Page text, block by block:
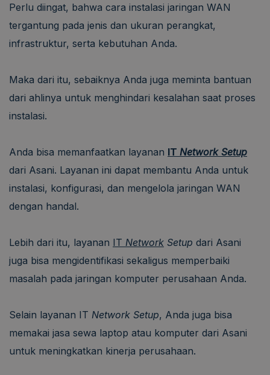
Perlu diingat, bahwa cara instalasi jaringan WAN
tergantung pada jenis dan ukuran perangkat,
infrastruktur, serta kebutuhan Anda.
Maka dari itu, sebaiknya Anda juga meminta bantuan
dari ahlinya untuk menghindari kesalahan saat proses
instalasi.
Anda bisa memanfaatkan layanan IT Network Setup
dari Asani. Layanan ini dapat membantu Anda untuk
instalasi, konfigurasi, dan mengelola jaringan WAN
dengan handal.
Lebih dari itu, layanan IT Network Setup dari Asani
juga bisa mengidentifikasi sekaligus memperbaiki
masalah pada jaringan komputer perusahaan Anda.
Selain layanan IT Network Setup, Anda juga bisa
memakai jasa sewa laptop atau komputer dari Asani
untuk meningkatkan kinerja perusahaan.